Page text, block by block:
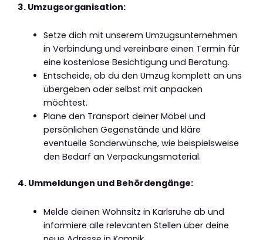
3. Umzugsorganisation:
Setze dich mit unserem Umzugsunternehmen
in Verbindung und vereinbare einen Termin für
eine kostenlose Besichtigung und Beratung.
Entscheide, ob du den Umzug komplett an uns
übergeben oder selbst mit anpacken
möchtest.
Plane den Transport deiner Möbel und
persönlichen Gegenstände und kläre
eventuelle Sonderwünsche, wie beispielsweise
den Bedarf an Verpackungsmaterial.
4. Ummeldungen und Behördengänge:
Melde deinen Wohnsitz in Karlsruhe ab und
informiere alle relevanten Stellen über deine